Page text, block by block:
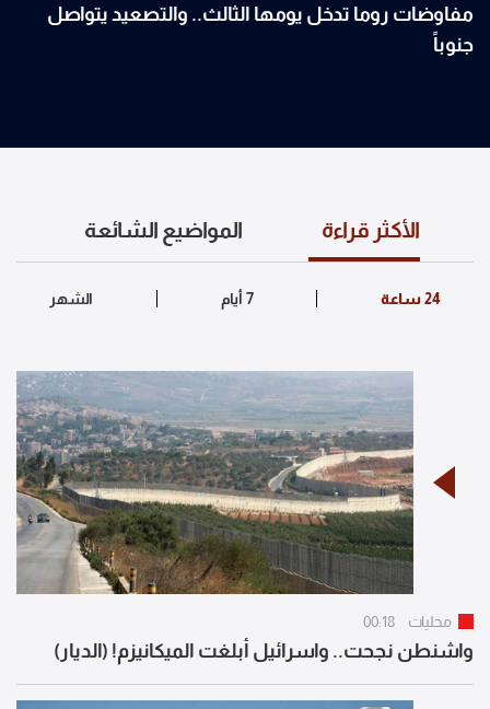
مفاوضات روما تدخل يومها الثالث.. والتصعيد يتواصل
جنوباً
الأكثر قراءة المواضيع الشائعة
محليات 00:18
واشنطن نجحت.. واسرائيل أبلغت الميكانيزم! (الديار)